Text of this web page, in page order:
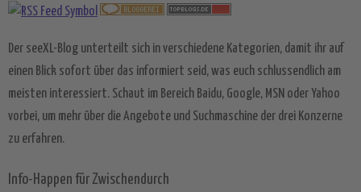
Der seeXL-Blog unterteilt sich in verschiedene Kategorien, damit ihr auf
einen Blick sofort über das informiert seid, was euch schlussendlich am
meisten interessiert. Schaut im Bereich Baidu, Google, MSN oder Yahoo
vorbei, um mehr über die Angebote und Suchmaschine der drei Konzerne
zu erfahren.
Info-Happen für Zwischendurch